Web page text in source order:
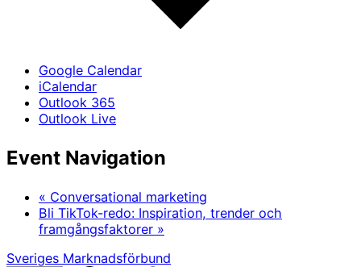
Google Calendar
iCalendar
Outlook 365
Outlook Live
Event Navigation
« Conversational marketing
Bli TikTok-redo: Inspiration, trender och
framgångsfaktorer »
Sveriges Marknadsförbund